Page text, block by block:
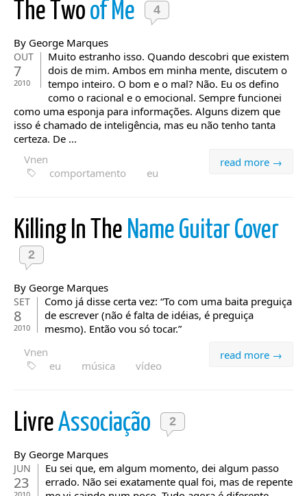
The Two of Me 4
By George Marques
OUT
7
2010
Muito estranho isso. Quando descobri que existem
dois de mim. Ambos em minha mente, discutem o
tempo inteiro. O bom e o mal? Não. Eu os defino
como o racional e o emocional. Sempre funcionei
como uma esponja para informações. Alguns dizem que
isso é chamado de inteligência, mas eu não tenho tanta
certeza. De ...
read more →
Vnen
comportamento
eu
Killing In The Name Guitar Cover
2
By George Marques
SET
8
2010
Como já disse certa vez: “To com uma baita preguiça
de escrever (não é falta de idéias, é preguiça
mesmo). Então vou só tocar.”
read more →
Vnen
eu
música vídeo
LivreAssociação 2
By George Marques
JUN
23
Eu sei que, em algum momento, dei algum passo
errado. Não sei exatamente qual foi, mas de repente